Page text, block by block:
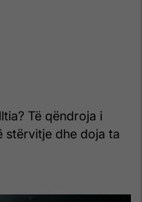
Të qëndroja i
stërvitje dhe doja ta